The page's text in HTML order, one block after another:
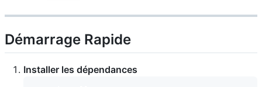
Démarrage Rapide
Installer les dépendances